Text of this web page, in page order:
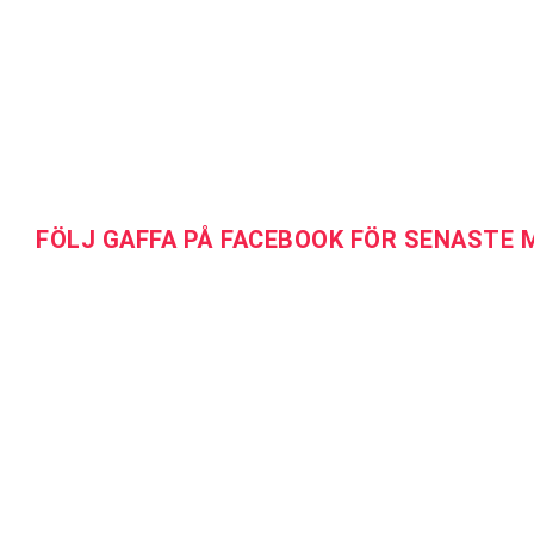
FÖLJ GAFFA PÅ FACEBOOK FÖR SENASTE